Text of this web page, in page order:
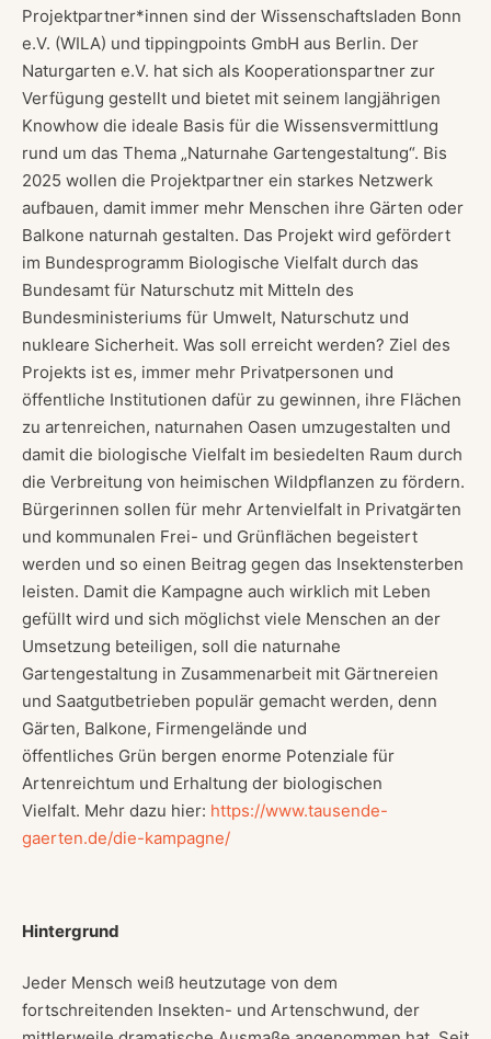
Projektpartner*innen sind der Wissenschaftsladen Bonn
e.V. (WILA) und tippingpoints GmbH aus Berlin. Der
Naturgarten e.V. hat sich als Kooperationspartner zur
Verfügung gestellt und bietet mit seinem langjährigen
Knowhow die ideale Basis für die Wissensvermittlung
rund um das Thema „Naturnahe Gartengestaltung“. Bis
2025 wollen die Projektpartner ein starkes Netzwerk
aufbauen, damit immer mehr Menschen ihre Gärten oder
Balkone naturnah gestalten. Das Projekt wird gefördert
im Bundesprogramm Biologische Vielfalt durch das
Bundesamt für Naturschutz mit Mitteln des
Bundesministeriums für Umwelt, Naturschutz und
nukleare Sicherheit. Was soll erreicht werden? Ziel des
Projekts ist es, immer mehr Privatpersonen und
öffentliche Institutionen dafür zu gewinnen, ihre Flächen
zu artenreichen, naturnahen Oasen umzugestalten und
damit die biologische Vielfalt im besiedelten Raum durch
die Verbreitung von heimischen Wildpflanzen zu fördern.
Bürgerinnen sollen für mehr Artenvielfalt in Privatgärten
und kommunalen Frei- und Grünflächen begeistert
werden und so einen Beitrag gegen das Insektensterben
leisten. Damit die Kampagne auch wirklich mit Leben
gefüllt wird und sich möglichst viele Menschen an der
Umsetzung beteiligen, soll die naturnahe
Gartengestaltung in Zusammenarbeit mit Gärtnereien
und Saatgutbetrieben populär gemacht werden, denn
Gärten, Balkone, Firmengelände und
öffentliches Grün bergen enorme Potenziale für
Artenreichtum und Erhaltung der biologischen
Vielfalt. Mehr dazu hier: https://www.tausende-
gaerten.de/die-kampagne/
Hintergrund
Jeder Mensch weiß heutzutage von dem
fortschreitenden Insekten- und Artenschwund, der